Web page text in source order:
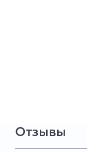
Отзывы